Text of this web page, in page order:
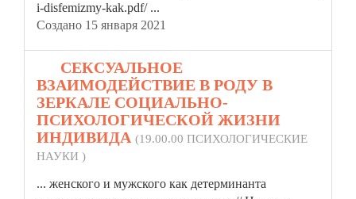
i-disfemizmy-kak.pdf/ ...
Создано 15 января 2021
СЕКСУАЛЬНОЕ
ВЗАИМОДЕЙСТВИЕ В РОДУ В
ЗЕРКАЛЕ СОЦИАЛЬНО-
ПСИХОЛОГИЧЕСКОЙ ЖИЗНИ
ИНДИВИДА (19.00.00 ПСИХОЛОГИЧЕСКИЕ
НАУКИ )
... женского и мужского как детерминанта